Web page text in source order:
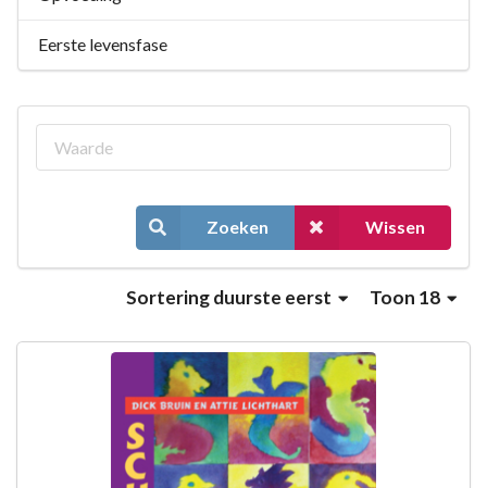
Eerste levensfase
Zoeken Wissen
Toon 18
Sorteringduurste eerst